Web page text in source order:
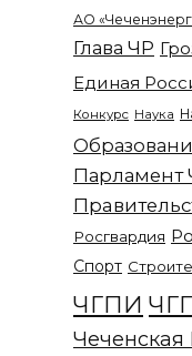
АО
Глава ЧР
Единая
Конкурс Наука
Парламент
Росгвардия
Спорт
ЧГПИ
Чеченская